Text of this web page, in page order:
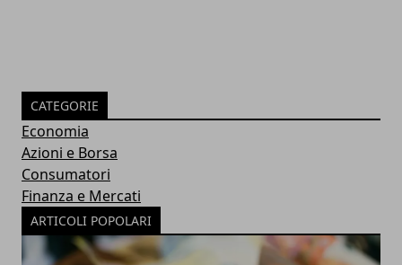
CATEGORIE
Economia
Azioni e Borsa
Consumatori
Finanza e Mercati
ARTICOLI POPOLARI